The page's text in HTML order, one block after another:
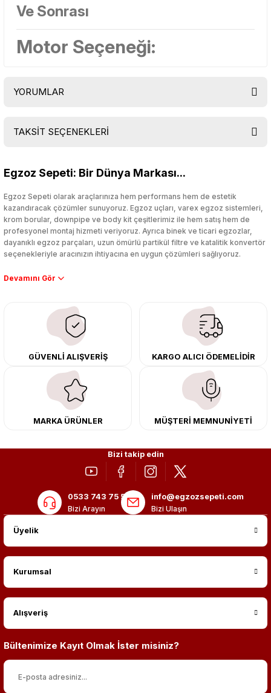
Ve Sonrası
Motor Seçeneği:
YORUMLAR
TAKSİT SEÇENEKLERİ
Egzoz Sepeti: Bir Dünya Markası...
Egzoz Sepeti olarak araçlarınıza hem performans hem de estetik
kazandıracak çözümler sunuyoruz. Egzoz uçları, varex egzoz sistemleri,
krom borular, downpipe ve body kit çeşitlerimiz ile hem satış hem de
profesyonel montaj hizmeti veriyoruz. Ayrıca binek ve ticari egzozlar,
dayanıklı egzoz parçaları, uzun ömürlü partikül filtre ve katalitik konvertör
seçenekleriyle aracınızın ihtiyacına en uygun çözümleri sağlıyoruz.
Performans artışı isteyen sürücüler için özel performans egzozları ve
çıkma orijinal ürünler ile yenileyebilir, body kit uygulamalarıyla aracınızın
tasarımını ve aerodinamisini üst seviyeye taşıyabilirsiniz.
Tüm ürünlerimiz orijinal, dayanıklı ve uzun ömürlüdür. İstanbul’daki montaj
merkezimizde profesyonel montaj yapıyor, Türkiye’nin her yerine güvenli
kargo ile teslimat gerçekleştiriyoruz. Aracınıza değer katmak için doğru
adres: Egzoz Sepeti.
GÜVENLİ ALIŞVERİŞ KARGO ALICI ÖDEMELİDİR
MARKA ÜRÜNLER MÜŞTERİ MEMNUNİYETİ
Bizi takip edin
0533 743 75 56
Bizi Arayın
info@egzozsepeti.com
Bizi Ulaşın
Üyelik
Kurumsal
Alışveriş
Bültenimize Kayıt Olmak İster misiniz?